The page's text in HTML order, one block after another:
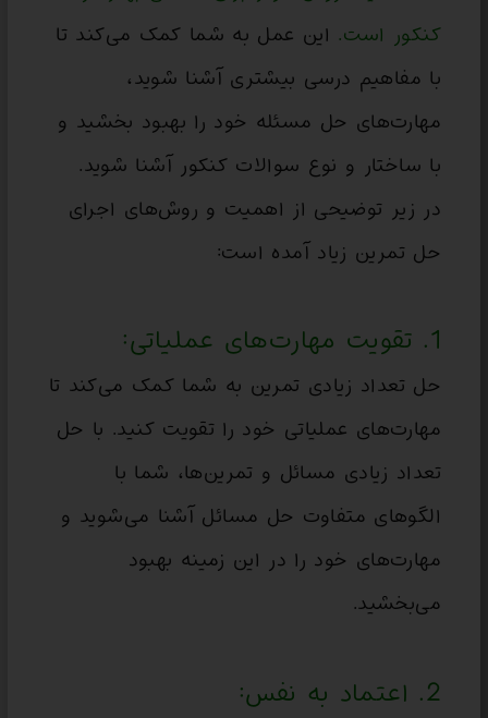
کنکور است. این عمل به شما کمک می‌کند تا
با مفاهیم درسی بیشتری آشنا شوید،
مهارت‌های حل مسئله خود را بهبود بخشید و
با ساختار و نوع سوالات کنکور آشنا شوید.
در زیر توضیحی از اهمیت و روش‌های اجرای
حل تمرین زیاد آمده است:
1. تقویت مهارت‌های عملیاتی:
حل تعداد زیادی تمرین به شما کمک می‌کند تا
مهارت‌های عملیاتی خود را تقویت کنید. با حل
تعداد زیادی مسائل و تمرین‌ها، شما با
الگوهای متفاوت حل مسائل آشنا می‌شوید و
مهارت‌های خود را در این زمینه بهبود
می‌بخشید.
2. اعتماد به نفس: